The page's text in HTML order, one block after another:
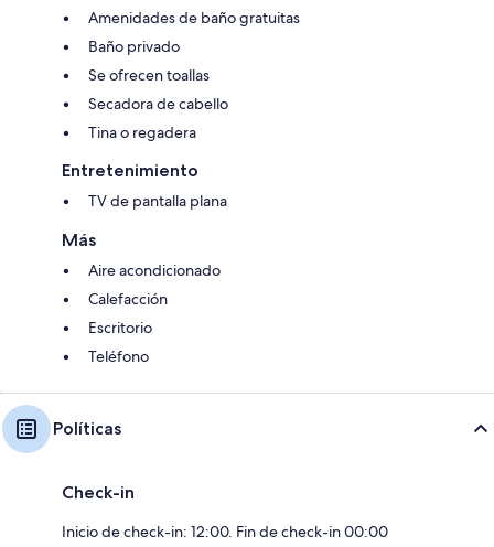
Amenidades de baño gratuitas
Baño privado
Se ofrecen toallas
Secadora de cabello
Tina o regadera
Entretenimiento
TV de pantalla plana
Más
Aire acondicionado
Calefacción
Escritorio
Teléfono
Políticas
Check-in
Inicio de check-in: 12:00. Fin de check-in 00:00